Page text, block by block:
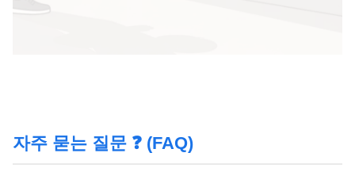
자주 묻는 질문 ❓ (FAQ)